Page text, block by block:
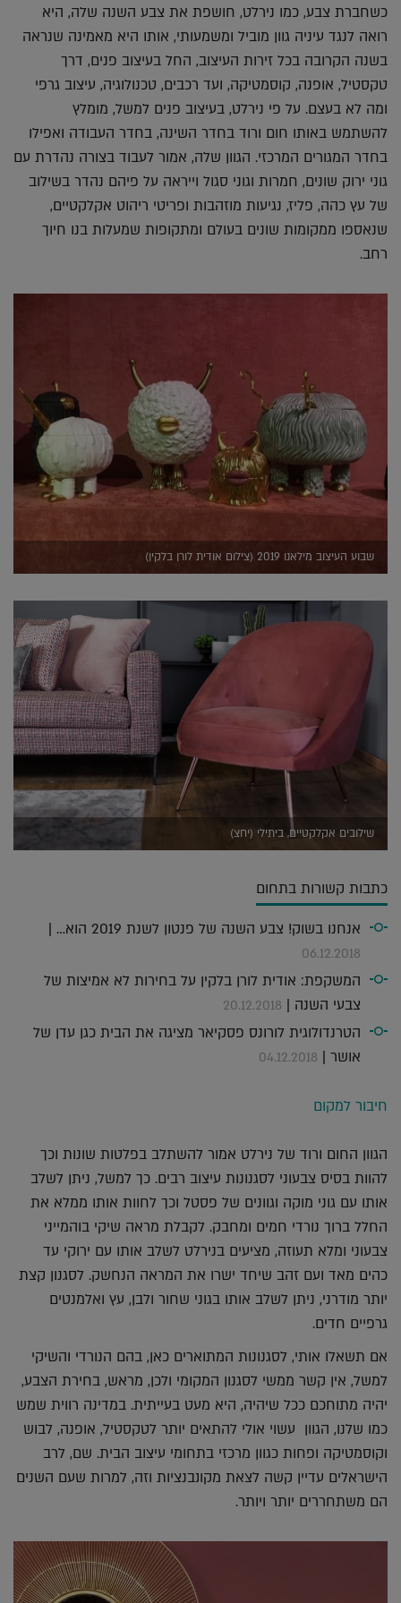
כשחברת צבע, כמו נירלט, חושפת את צבע השנה שלה, היא
רואה לנגד עיניה גוון מוביל ומשמעותי, אותו היא מאמינה שנראה
בשנה הקרובה בכל זירות העיצוב, החל בעיצוב פנים, דרך
טקסטיל, אופנה, קוסמטיקה, ועד רכבים, טכנולוגיה, עיצוב גרפי
ומה לא בעצם. על פי נירלט, בעיצוב פנים למשל, מומלץ
להשתמש באותו חום ורוד בחדר השינה, בחדר העבודה ואפילו
בחדר המגורים המרכזי. הגוון שלה, אמור לעבוד בצורה נהדרת עם
גוני ירוק שונים, חמרות וגוני סגול וייראה על פיהם נהדר בשילוב
של עץ כהה, פליז, נגיעות מוזהבות ופריטי ריהוט אקלקטיים,
שנאספו ממקומות שונים בעולם ומתקופות שמעלות בנו חיוך
רחב.
שבוע העיצוב מילאנו 2019 (צילום אודית לורן בלקין)
שילובים אקלקטיים, ביתילי (יחצ)
כתבות קשורות בתחום
אנחנו בשוק! צבע השנה של פנטון לשנת 2019 הוא… |
06.12.2018
המשקפת: אודית לורן בלקין על בחירות לא אמיצות של
צבעי השנה | 20.12.2018
הטרנדולוגית לורונס פסקיאר מציגה את הבית כגן עדן של
אושר | 04.12.2018
חיבור למקום
הגוון החום ורוד של נירלט אמור להשתלב בפלטות שונות וכך
להוות בסיס צבעוני לסגנונות עיצוב רבים. כך למשל, ניתן לשלב
אותו עם גוני מוקה וגוונים של פסטל וכך לחוות אותו ממלא את
החלל ברוך נורדי חמים ומחבק. לקבלת מראה שיקי בוהמייני
צבעוני ומלא תעוזה, מציעים בנירלט לשלב אותו עם ירוקי עד
כהים מאד ועם זהב שיחד ישרו את המראה הנחשק. לסגנון קצת
יותר מודרני, ניתן לשלב אותו בגוני שחור ולבן, עץ ואלמנטים
גרפיים חדים.
אם תשאלו אותי, לסגנונות המתוארים כאן, בהם הנורדי והשיקי
למשל, אין קשר ממשי לסגנון המקומי ולכן, מראש, בחירת הצבע,
יהיה מתוחכם ככל שיהיה, היא מעט בעייתית. במדינה רווית שמש
כמו שלנו, הגוון עשוי אולי להתאים יותר לטקסטיל, אופנה, לבוש
וקוסמטיקה ופחות כגוון מרכזי בתחומי עיצוב הבית. שם, לרב
הישראלים עדיין קשה לצאת מקונבנציות וזה, למרות שעם השנים
הם משתחררים יותר ויותר.